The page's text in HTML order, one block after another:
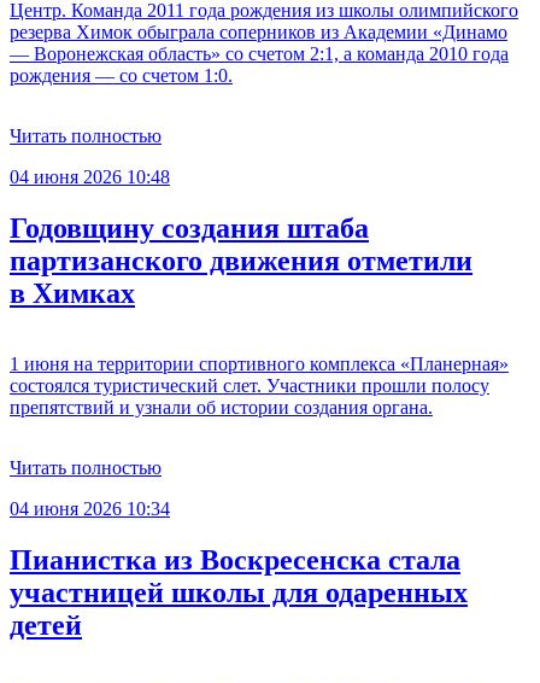
Центр. Команда 2011 года рождения из школы олимпийского
резерва Химок обыграла соперников из Академии «Динамо
— Воронежская область» со счетом 2:1, а команда 2010 года
рождения — со счетом 1:0.
Читать полностью
04 июня 2026 10:48
Годовщину создания штаба
партизанского движения отметили
в Химках
1 июня на территории спортивного комплекса «Планерная»
состоялся туристический слет. Участники прошли полосу
препятствий и узнали об истории создания органа.
Читать полностью
04 июня 2026 10:34
Пианистка из Воскресенска стала
участницей школы для одаренных
детей